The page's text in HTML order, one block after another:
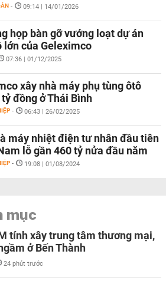
- 09:14 | 14/01/2026
họp bàn gỡ vướng loạt dự án
lớn của Geleximco
07:36 | 01/12/2025
xây nhà máy phụ tùng ôtô
đồng ở Thái Bình
- 06:43 | 26/02/2025
máy nhiệt điện tư nhân đầu tiên
lỗ gần 460 tỷ nửa đầu năm
- 19:08 | 01/08/2024
mục
tính xây trung tâm thương mại,
ở Bến Thành
24 phút trước